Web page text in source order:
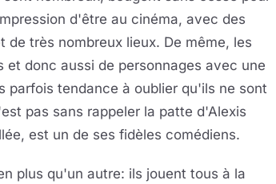
d'être au cinéma, avec des
très nombreux lieux. De même, les
donc aussi de personnages avec une
parfois tendance à oublier qu'ils ne sont
pas sans rappeler la patte d'Alexis
est un de ses fidèles comédiens.
plus qu'un autre: ils jouent tous à la